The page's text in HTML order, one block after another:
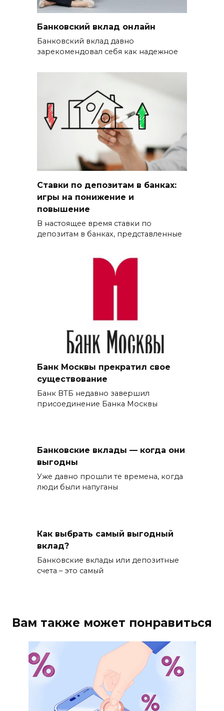
Банковский вклад онлайн
Банковский вклад давно
зарекомендовал себя как надежное
Ставки по депозитам в банках:
игры на понижение и
повышение
В настоящее время ставки по
депозитам в банках, представленные
Банк Москвы прекратил свое
существование
Банк ВТБ недавно завершил
присоединение Банка Москвы
Банковские вклады — когда они
выгодны
Уже давно прошли те времена, когда
люди были напуганы
Как выбрать самый выгодный
вклад?
Банковские вклады или депозитные
счета – это самый
Вам также может понравиться